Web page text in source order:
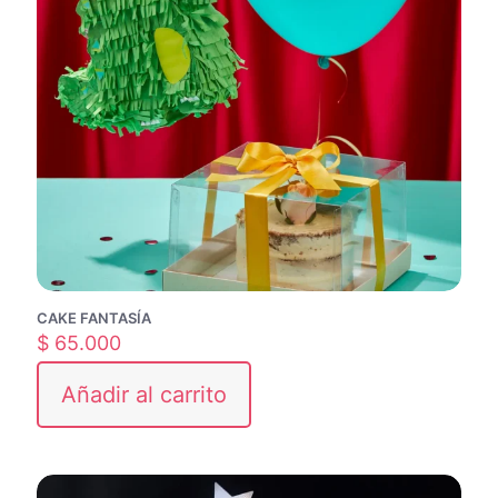
CAKE FANTASÍA
$ 65.000
Añadir al carrito